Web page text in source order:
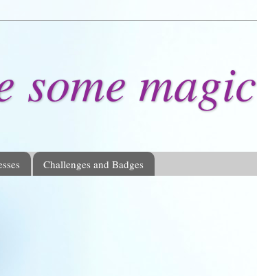
some magic
Challenges and Badges